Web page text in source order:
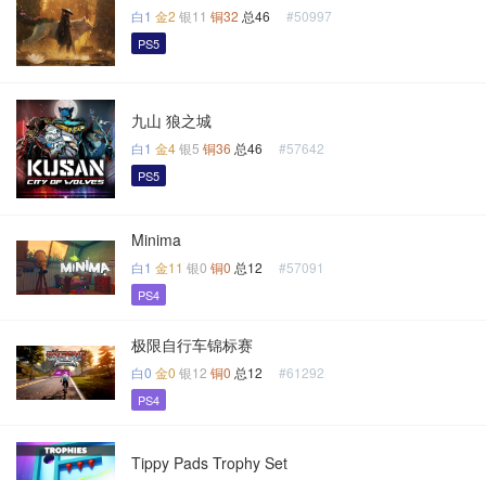
白1 金2 银11 铜32 总46 #50997
PS5
九山 狼之城
白1 金4银5 铜36 总46 #57642
PS5
Minima
白1 金11 银0 铜0 总12 #57091
PS4
极限自行车锦标赛
白0 金0 银12 铜0 总12 #61292
PS4
Tippy Pads Trophy Set